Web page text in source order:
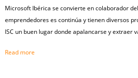
Microsoft Ibérica se convierte en colaborador
emprendedores es continúa y tienen diversos
ISC un buen lugar donde apalancarse y extraer
Read more